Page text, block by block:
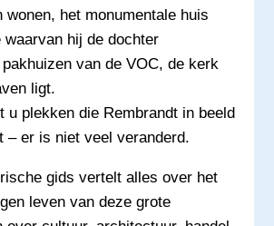
wonen, het monumentale huis
hij de dochter
van de VOC, de kerk
ligt.
u plekken die Rembrandt in beeld
– er is niet veel veranderd.
gids vertelt alles over het
leven van deze grote